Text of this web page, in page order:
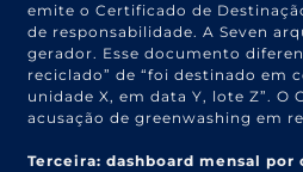
emite o Certificado de
de responsabilidade. A Seven
gerador. Esse documento
reciclado” de “foi destinado em
unidade X, em data Y, lote Z”. O
acusação de greenwashing em
Terceira: dashboard mensal por